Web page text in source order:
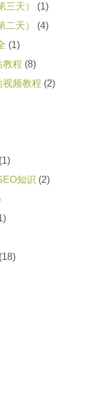
天）
(1)
天）
(4)
(1)
教程 (8)
频教程 (2)
(1)
知识 (2)
(18)